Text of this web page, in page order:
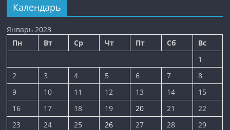
Календарь
Январь 2023
Пн
Вт Ср Чт Пт Сб
Вс
1
2
3 4 5 6 7
8
9
10 11 12 13 14
15
16
17 18 19 20 21
22
23
24 25 26 27 28
29